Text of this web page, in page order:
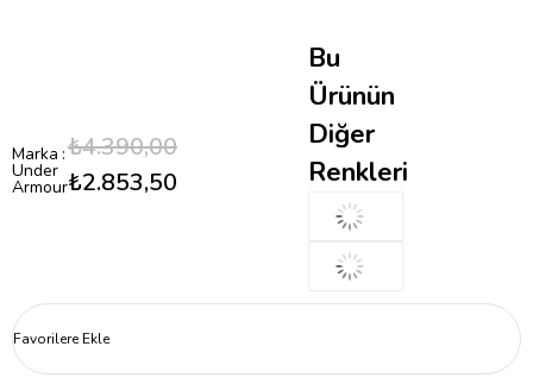
Marka :
Under
Armour
₺4.390,00
₺2.853,50
Bu
Ürünün
Diğer
Renkleri
Favorilere Ekle